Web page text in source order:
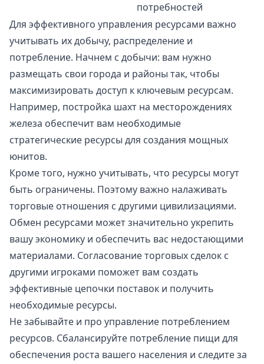
потребностей
Для эффективного управления ресурсами важно
учитывать их добычу, распределение и
потребление. Начнем с добычи: вам нужно
размещать свои города и районы так, чтобы
максимизировать доступ к ключевым ресурсам.
Например, постройка шахт на месторождениях
железа обеспечит вам необходимые
стратегические ресурсы для создания мощных
юнитов.
Кроме того, нужно учитывать, что ресурсы могут
быть ограничены. Поэтому важно налаживать
торговые отношения с другими цивилизациями.
Обмен ресурсами может значительно укрепить
вашу экономику и обеспечить вас недостающими
материалами. Согласование торговых сделок с
другими игроками поможет вам создать
эффективные цепочки поставок и получить
необходимые ресурсы.
Не забывайте и про управление потреблением
ресурсов. Сбалансируйте потребление пищи для
обеспечения роста вашего населения и следите за